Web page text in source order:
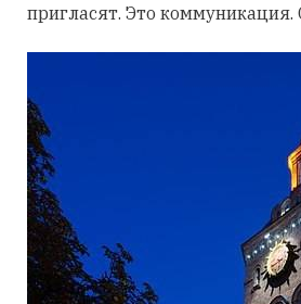
пригласят. Это коммуникация.